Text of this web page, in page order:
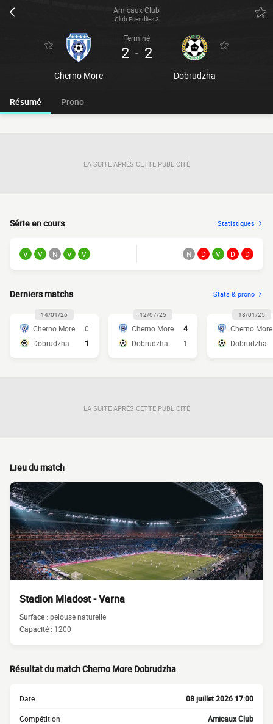
Amicaux Club
Club Friendlies 3
Cherno More
Terminé
2 - 2
Dobrudzha
Résumé Prono
LA SUITE APRÈS CETTE PUBLICITÉ
Série en cours Statistiques
V V N V V N D V D D
Derniers matchs Stats & prono
14/01/26
Cherno More
0
Dobrudzha
1
12/07/25
Cherno More
4
Dobrudzha
1
18/01/25
Cherno More
Dobrudzha
LA SUITE APRÈS CETTE PUBLICITÉ
Lieu du match
Stadion Mladost - Varna
Surface :pelouse naturelle
Capacité : 1200
Résultat du match Cherno More Dobrudzha
Date 08 juillet 2026 17:00
Compétition Amicaux Club